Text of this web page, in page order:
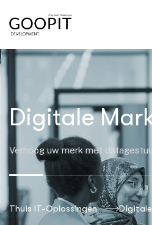
Digitale
Verhoog uw merk met
Thuis IT-Oplossingen